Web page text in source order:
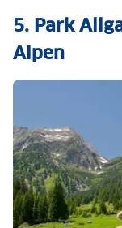
Parcs in
Ontdek meer
regio
5. Park
Alpen